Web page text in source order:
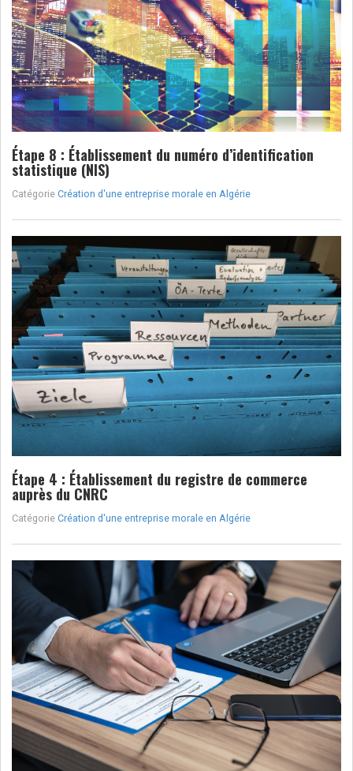
Étape 8 : Établissement du numéro d’identification
statistique (NIS)
Catégorie Création d'une entreprise morale en Algérie
Étape 4 : Établissement du registre de commerce
auprès du CNRC
Catégorie Création d'une entreprise morale en Algérie